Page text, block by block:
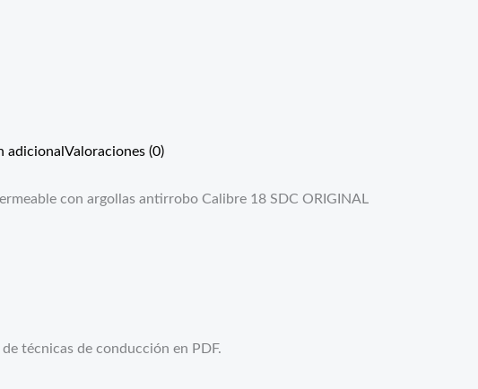
adicional Valoraciones (0)
con argollas antirrobo Calibre 18 SDC ORIGINAL
técnicas de conducción en PDF.